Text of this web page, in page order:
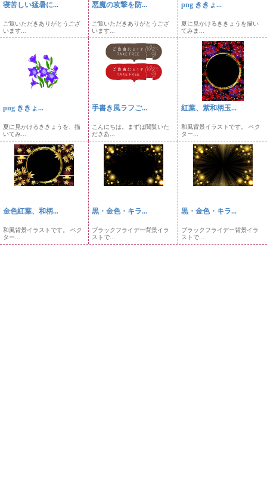
寝苦しい猛暑に...
ご覧いただきありがとうござ
います...
悪魔の攻撃を防...
ご覧いただきありがとうござ
います...
png ききょ...
夏に見かけるききょうを描い
てみま...
png ききょ...
夏に見かけるききょうを、描
いてみ...
手書き風ラフご...
こんにちは。まずは閲覧いた
だきあ...
紅葉、紫和柄玉...
和風背景イラストです。 ベク
ター...
金色紅葉、和柄...
和風背景イラストです。 ベク
ター...
黒・金色・キラ...
ブラックフライデー背景イラ
ストで...
黒・金色・キラ...
ブラックフライデー背景イラ
ストで...